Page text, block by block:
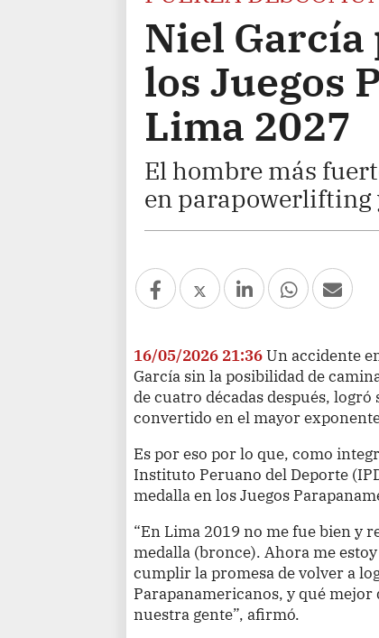
Niel
los Juegos
Lima 2027
El hombre más
en parapowerlifting
16/05/2026 21:36Un accidente
García sin la posibilidad de
de cuatro décadas después,
convertido en el mayor
Es por eso por lo que, como
Instituto Peruano del Deporte
medalla en los Juegos
“En Lima 2019 no me fue bien y
medalla (bronce). Ahora me
cumplir la promesa de volver a
Parapanamericanos, y qué mejor
nuestra gente”, afirmó.